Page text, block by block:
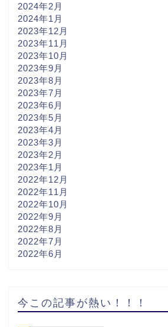
2024年2月
2024年1月
2023年12月
2023年11月
2023年10月
2023年9月
2023年8月
2023年7月
2023年6月
2023年5月
2023年4月
2023年3月
2023年2月
2023年1月
2022年12月
2022年11月
2022年10月
2022年9月
2022年8月
2022年7月
2022年6月
今この記事が熱い！！！